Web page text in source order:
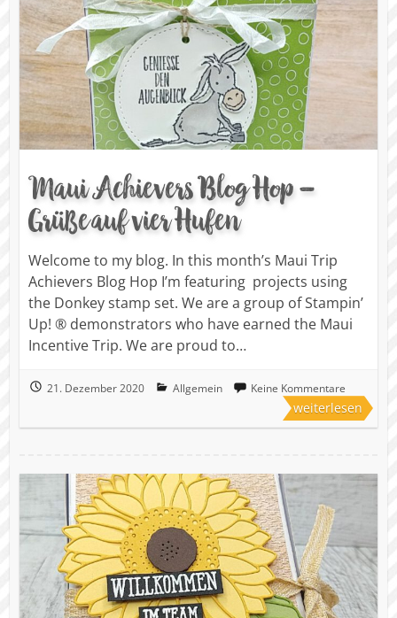
Maui Achievers Blog Hop –
Grüße auf vier Hufen
Welcome to my blog. In this month’s Maui Trip
Achievers Blog Hop I’m featuring projects using
the Donkey stamp set. We are a group of Stampin’
Up! ® demonstrators who have earned the Maui
Incentive Trip. We are proud to…
21. Dezember 2020 Allgemein Keine Kommentare
weiterlesen